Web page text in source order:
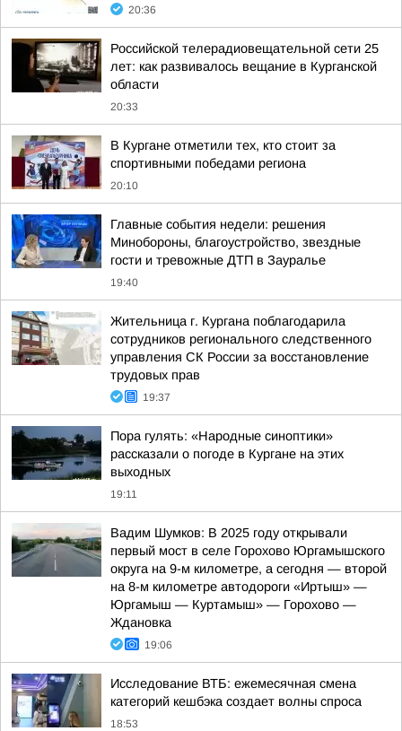
20:36
Российской телерадиовещательной сети 25
лет: как развивалось вещание в Курганской
области
20:33
В Кургане отметили тех, кто стоит за
спортивными победами региона
20:10
Главные события недели: решения
Минобороны, благоустройство, звездные
гости и тревожные ДТП в Зауралье
19:40
Жительница г. Кургана поблагодарила
сотрудников регионального следственного
управления СК России за восстановление
трудовых прав
19:37
Пора гулять: «Народные синоптики»
рассказали о погоде в Кургане на этих
выходных
19:11
Вадим Шумков: В 2025 году открывали
первый мост в селе Горохово Юргамышского
округа на 9-м километре, а сегодня — второй
на 8-м километре автодороги «Иртыш» —
Юргамыш — Куртамыш» — Горохово —
Ждановка
19:06
Исследование ВТБ: ежемесячная смена
категорий кешбэка создает волны спроса
18:53